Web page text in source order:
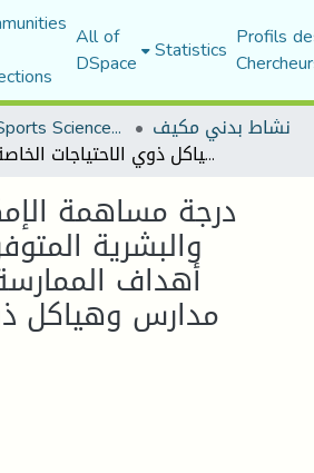
All of
DSpace Statistics Profils
Institute of Sports Sciences and Techniques نشاط بدني مكيف
درجة مساهمة الإمكانيّات المادية والبشرية المتوفرة في تحقيق أهداف الممارسة البدنية ضمن مدارس وهياكل ذوي الاحتياجات الخاصة
درجة مساهمة
والبشرية
أهداف
مدارس وهياكل